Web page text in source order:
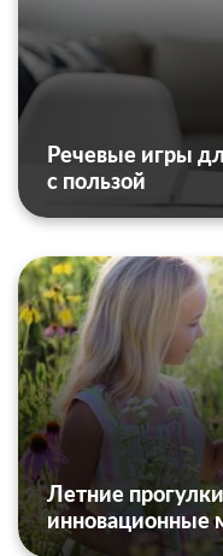
Речевые игры
с пользой
Летние
инновационные